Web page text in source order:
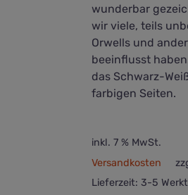
wunderbar
wir viele, teils
Orwells und
beeinflusst
das Schwarz-
farbigen Seiten.
inkl. 7 % MwSt.
Versandkosten
Lieferzeit: 3-5